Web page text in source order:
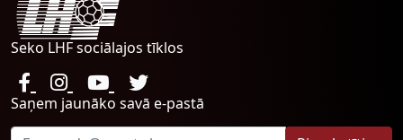
Seko LHF sociālajos tīklos
Saņem jaunāko savā e-pastā